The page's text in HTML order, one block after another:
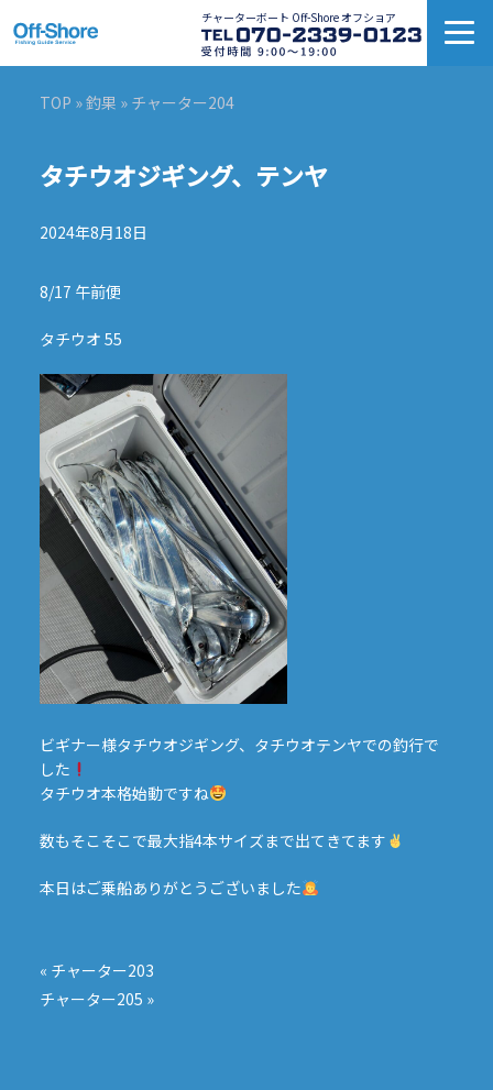
チャーターボート Off-Shore オフショア
TOP »釣果 » チャーター204
タチウオジギング、テンヤ
2024年8月18日
8/17 午前便
タチウオ 55
ビギナー様タチウオジギング、タチウオテンヤでの釣行で
した
タチウオ本格始動ですね
数もそこそこで最大指4本サイズまで出てきてます
本日はご乗船ありがとうございました
稿
ナ
« チャーター203
チャーター205 »